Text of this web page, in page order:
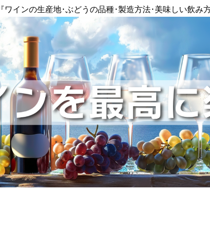
『ワインの生産地･ぶどうの品種･製造方法･美味しい飲み